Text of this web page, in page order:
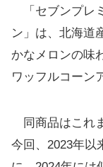
「セブンプレ
ン」は、北海道
かなメロンの味
ワッフルコーン
同商品はこれ
今回、2023年以